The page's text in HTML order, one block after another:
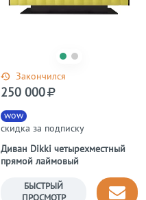
Закончился
Диван Dikki четырехместный
прямой лаймовый
wow
скидка за подписку
250 000
БЫСТРЫЙ
ПРОСМОТР